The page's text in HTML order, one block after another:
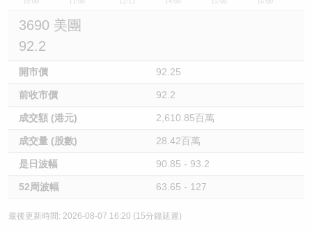
3690 美團
92.2
開市價 92.25
前收市價 92.2
成交額 (港元) 2,610.85百萬
成交量 (股數) 28.42百萬
是日波幅 90.85 - 93.2
52周波幅 63.65 - 127
最後更新時間: 2026-08-07 16:20 (15分鐘延遲)